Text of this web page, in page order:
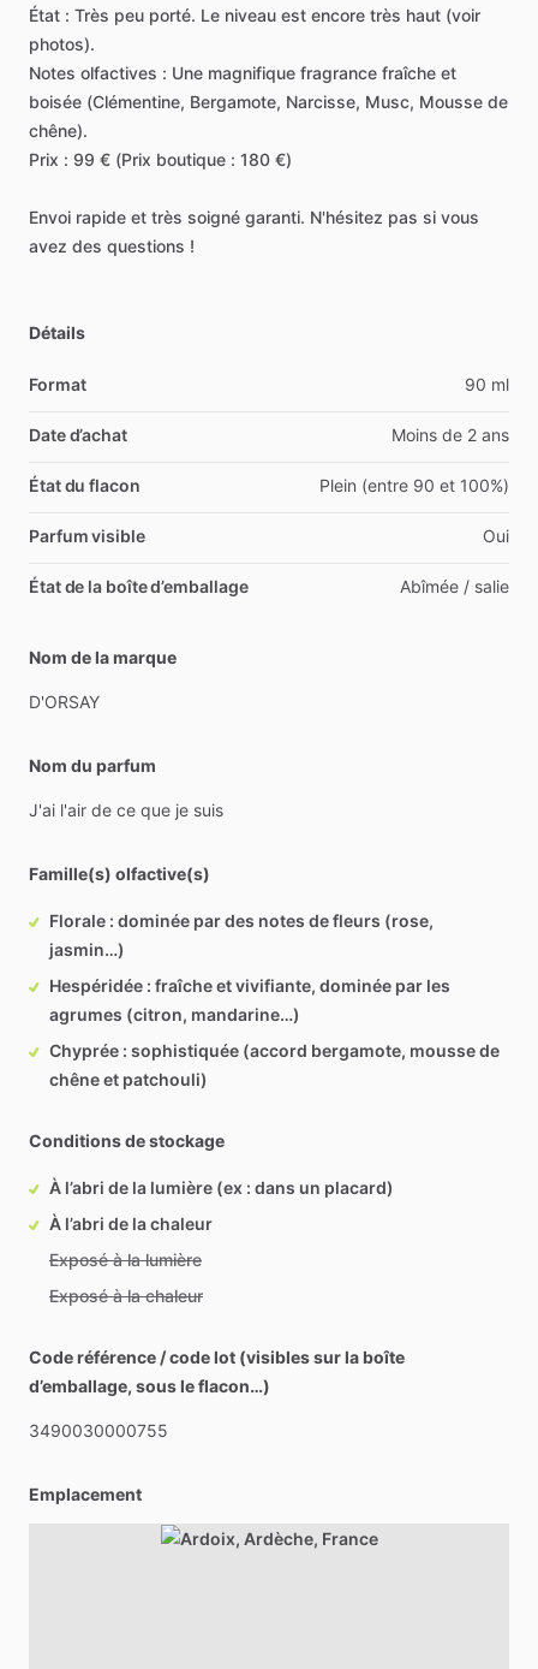
​État : Très peu porté. Le niveau est encore très haut (voir
photos).
​Notes olfactives : Une magnifique fragrance fraîche et
boisée (Clémentine, Bergamote, Narcisse, Musc, Mousse de
chêne).
​Prix : 99 € (Prix boutique : 180 €)
​Envoi rapide et très soigné garanti. N'hésitez pas si vous
avez des questions !
Détails
Format 90 ml
Date d’achat Moins de 2 ans
État du flacon Plein (entre 90 et 100%)
Parfum visible Oui
État de la boîte d’emballage Abîmée / salie
Nom de la marque
D'ORSAY
Nom du parfum
J'ai l'air de ce que je suis
Famille(s) olfactive(s)
Florale : dominée par des notes de fleurs (rose,
jasmin…)
Hespéridée : fraîche et vivifiante, dominée par les
agrumes (citron, mandarine…)
Chyprée : sophistiquée (accord bergamote, mousse de
chêne et patchouli)
Conditions de stockage
À l’abri de la lumière (ex : dans un placard)
À l’abri de la chaleur
Exposé à la lumière
Exposé à la chaleur
Code référence / code lot (visibles sur la boîte
d’emballage, sous le flacon…)
3490030000755
Emplacement